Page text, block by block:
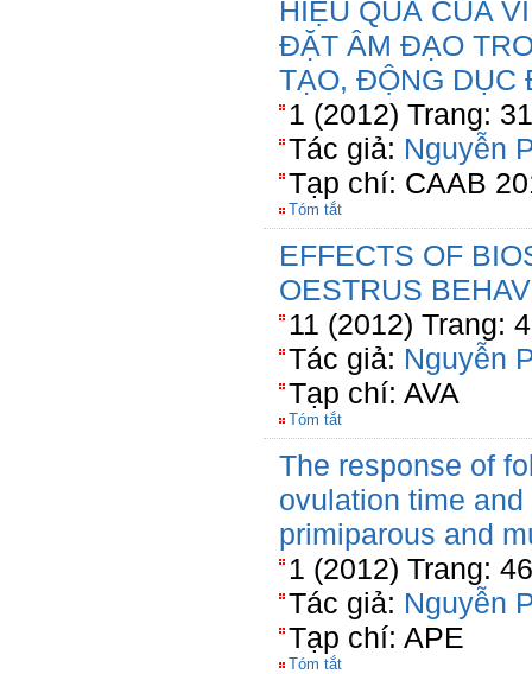
HIỆU QUẢ CỦA
ĐẶT ÂM ĐẠO
TẠO, ĐỘNG
1 (2012) Trang:
Tác giả: Nguyễn
Tạp chí: CAAB
Tóm tắt
EFFECTS OF
OESTRUS
11 (2012) Trang:
Tác giả: Nguyễn
Tạp chí: AVA
Tóm tắt
The response of
ovulation time
primiparous and
1 (2012) Trang:
Tác giả: Nguyễn
Tạp chí: APE
Tóm tắt